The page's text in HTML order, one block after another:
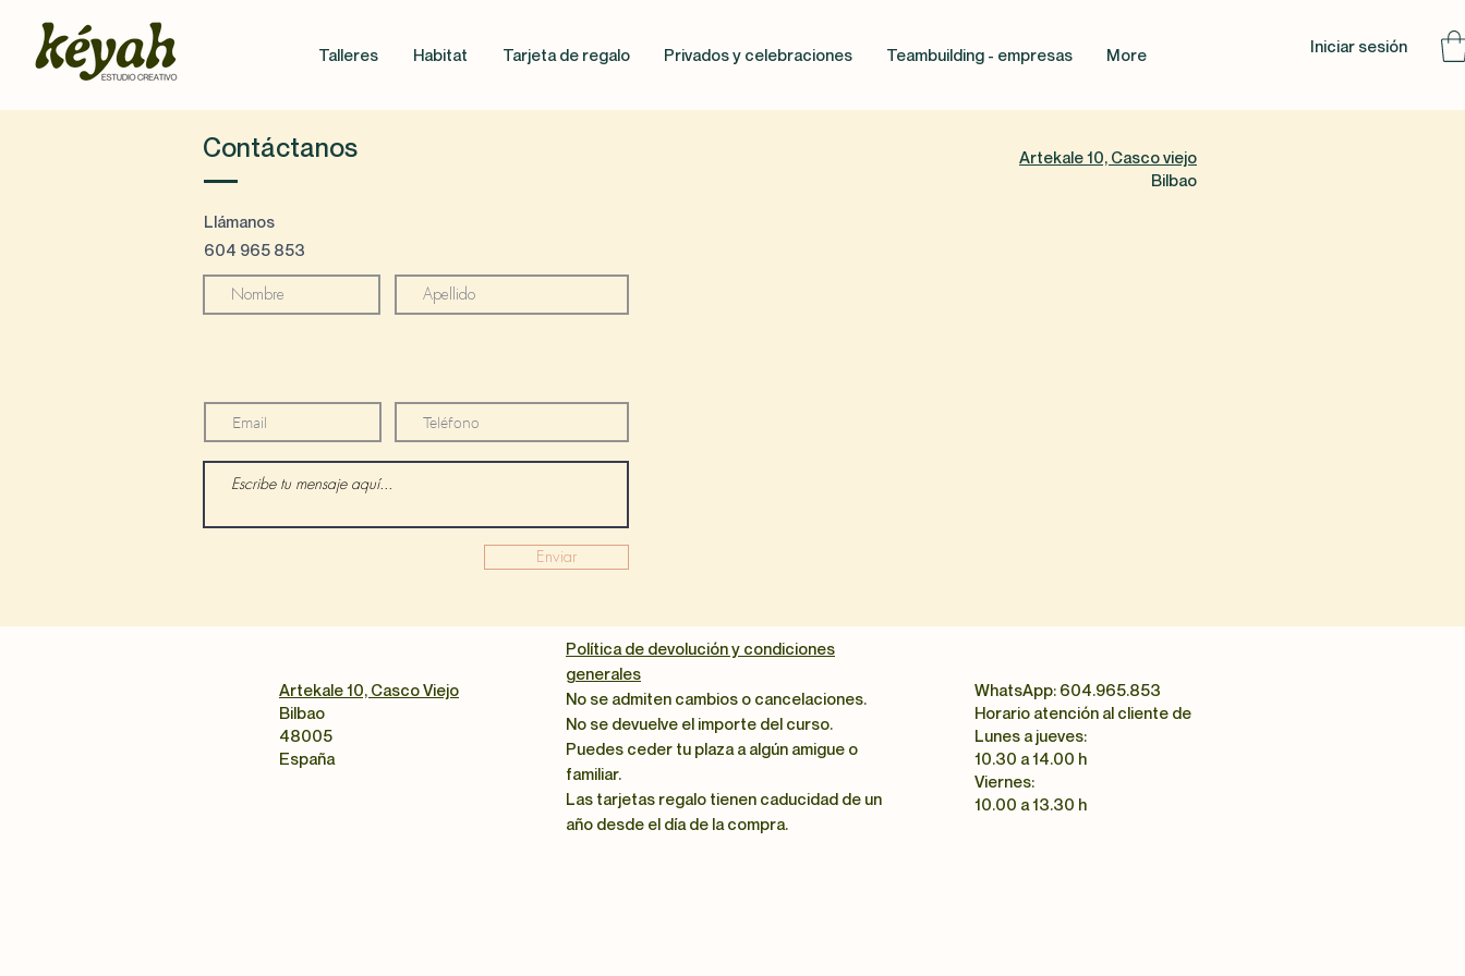
Talleres Habitat Tarjeta de regalo Privados y celebraciones Teambuilding - empresas More Iniciar sesión
Contáctanos
Llámanos
604 965 853
Enviar
Artekale 10, Casco viejo
Bilbao
Artekale 10, Casco Viejo
Bilbao
48005
España
Política de devolución y condiciones
generales
No se admiten cambios o cancelaciones.
No se devuelve el importe del curso.
Puedes ceder tu plaza a algún amigue o
familiar.
Las tarjetas regalo tienen caducidad de un
año desde el día de la compra.
WhatsApp: 604.965.853
Horario atención al cliente de
Lunes a jueves:
10.30 a 14.00 h
Viernes:
10.00 a 13.30 h